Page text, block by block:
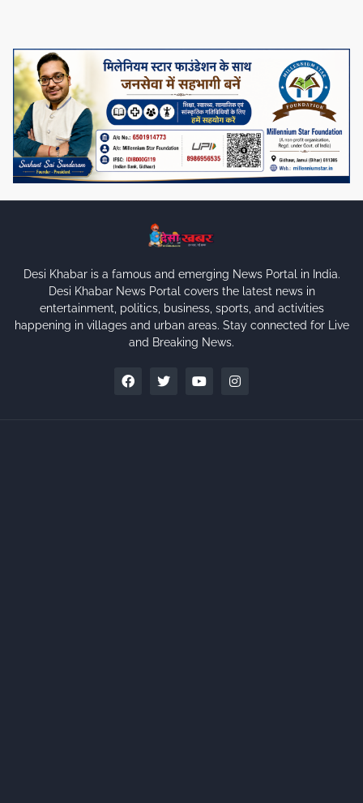
Desi Khabar is a famous and emerging News Portal in India.
Desi Khabar News Portal covers the latest news in
entertainment, politics, business, sports, and activities
happening in villages and urban areas. Stay connected for Live
and Breaking News.